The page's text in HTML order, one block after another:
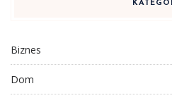
Biznes
Dom